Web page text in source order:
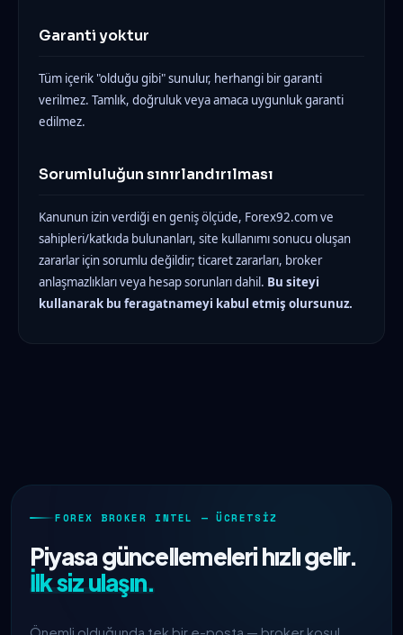
Garanti yoktur
Tüm içerik "olduğu gibi" sunulur, herhangi bir garanti
verilmez. Tamlık, doğruluk veya amaca uygunluk garanti
edilmez.
Sorumluluğun sınırlandırılması
Kanunun izin verdiği en geniş ölçüde, Forex92.com ve
sahipleri/katkıda bulunanları, site kullanımı sonucu oluşan
zararlar için sorumlu değildir; ticaret zararları, broker
anlaşmazlıkları veya hesap sorunları dahil. Bu siteyi
kullanarak bu feragatnameyi kabul etmiş olursunuz.
FOREX BROKER INTEL — ÜCRETSIZ
Piyasa güncellemeleri hızlı gelir.
İlk siz ulaşın.